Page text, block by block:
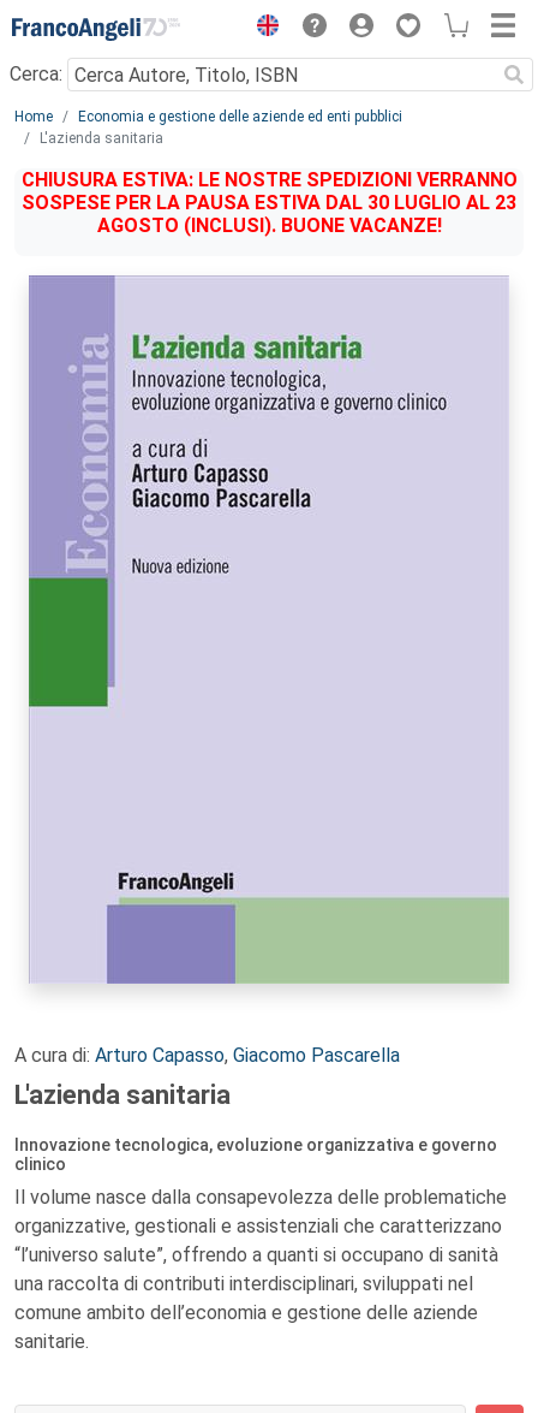
Menu
Cerca:
Main content
Home
Economia e gestione delle aziende ed enti pubblici
L'azienda sanitaria
CHIUSURA ESTIVA: LE NOSTRE SPEDIZIONI VERRANNO
SOSPESE PER LA PAUSA ESTIVA DAL 30 LUGLIO AL 23
AGOSTO (INCLUSI). BUONE VACANZE!
A cura di: Arturo Capasso, Giacomo Pascarella
L'azienda sanitaria
Innovazione tecnologica, evoluzione organizzativa e governo
clinico
Il volume nasce dalla consapevolezza delle problematiche
organizzative, gestionali e assistenziali che caratterizzano
“l’universo salute”, offrendo a quanti si occupano di sanità
una raccolta di contributi interdisciplinari, sviluppati nel
comune ambito dell’economia e gestione delle aziende
sanitarie.